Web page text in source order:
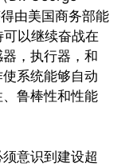
由美国商务部能
以继续奋战在
，执行器，和
系统能够自动
鲁棒性和性能
意识到建设超